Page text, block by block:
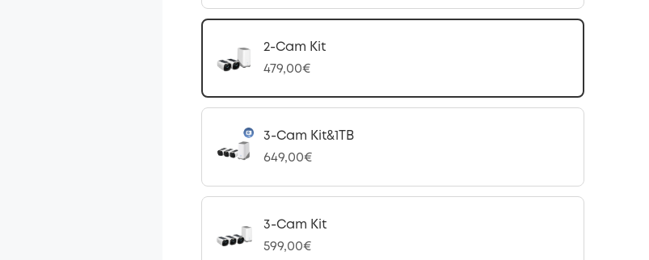
2-Cam Kit
479,00€
3-Cam Kit&1TB
649,00€
3-Cam Kit
599,00€